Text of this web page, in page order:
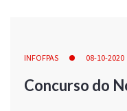
INFOFPAS 08-10-2020
Concurso do